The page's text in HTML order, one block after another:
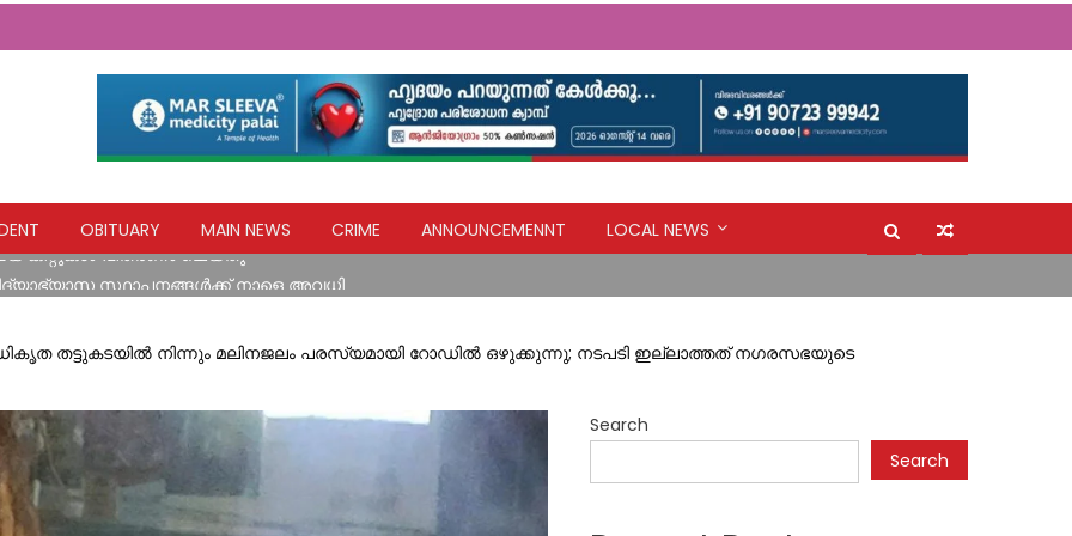
OBITUARY MAIN NEWS CRIME ANNOUNCEMENNT
LOCAL NEWS
സ്ഥാപനങ്ങൾക്ക് നാളെ അവധി
സർക്കാരിന്റെ അനാസ്ഥയുടെ ഫലം; നദികളിലെ മണൽ നീക്കി അപകട മേഖലകളിലെ ജനങ്ങളെ
ചുവട് ഇളകിയ നിലയിൽ
ആരോഗ്യ സേവനങ്ങളുമായി മാർ സ്ലീവാ മെഡിസിറ്റി
കിറ്റുകൾ വിതരണം ചെയ്തു
തട്ടുകടയിൽ നിന്നും മലിനജലം പരസ്യമായി റോഡിൽ ഒഴുക്കുന്നു; നടപടി ഇല്ലാത്തത് നഗരസഭയുടെ
Search
Search